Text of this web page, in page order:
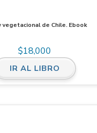
vegetacional de Chile. Ebook
$18,000
IR AL LIBRO